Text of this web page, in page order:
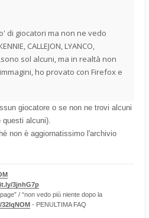
di giocatori ma non ne vedo
CALLEJON, LYANCO,
sol alcuni, ma in realtà non
ho provato con Firefox e
giocatore o se non ne trovi alcuni
questi alcuni).
non è aggiornatissimo l'archivio
3jnhG7p
/ “non vedo più niente dopo la
- PENULTIMA FAQ